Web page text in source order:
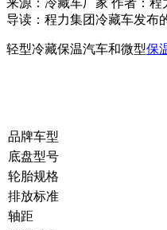
来源：冷藏车厂家 作者：程
导读： 程力集团冷藏车发布
轻型冷藏保温汽车和微型保
品牌车型
底盘型号
轮胎规格
排放标准
轴距